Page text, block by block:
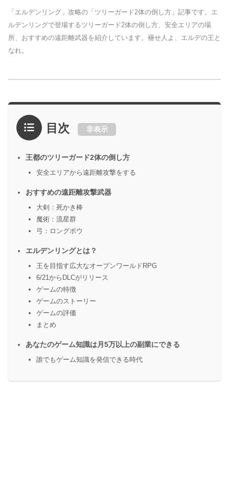
「エルデンリング」攻略の「ツリーガード2体の倒し方」記事です。エ
ルデンリングで登場するツリーガード2体の倒し方、安全エリアの場
所、おすすめの遠距離武器を紹介しています。褪せ人よ、エルデの王と
なれ。
目次 非表示
王都のツリーガード2体の倒し方
安全エリアから遠距離攻撃をする
おすすめの遠距離攻撃武器
大剣：死かき棒
魔術：流星群
弓：ロングボウ
エルデンリングとは？
王を目指す広大なオープンワールドRPG
6/21からDLCがリリース
ゲームの特徴
ゲームのストーリー
ゲームの評価
まとめ
あなたのゲーム知識は月5万以上の副業にできる
誰でもゲーム知識を発信できる時代